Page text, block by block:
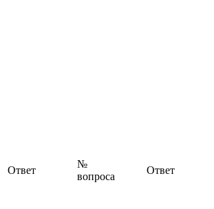
Ответ
№
вопроса
Ответ